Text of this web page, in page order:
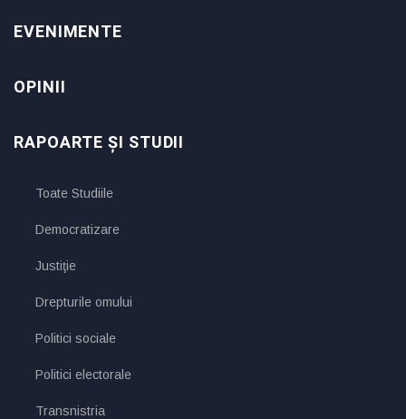
EVENIMENTE
OPINII
RAPOARTE ȘI STUDII
Toate Studiile
Democratizare
Justiţie
Drepturile omului
Politici sociale
Politici electorale
Transnistria